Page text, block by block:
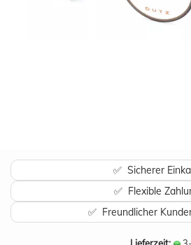
✅ Sicherer
✅ Flexible
✅ Freundlicher